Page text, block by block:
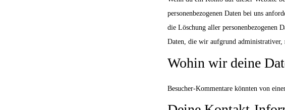
personenbezogenen Daten bei uns
die Löschung aller personenbezogenen
Daten, die wir aufgrund administrativer,
Wohin wir deine
Besucher-Kommentare könnten von